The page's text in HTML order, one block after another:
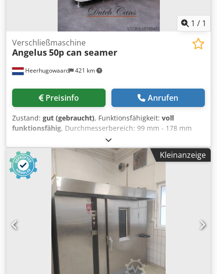
1 / 1
Heerhugowaard 421 km
Verschließmaschine
Angelus50p can seamer
Preisinfo Anrufen
Zustand: gut (gebraucht), Funktionsfähigkeit: voll
funktionsfähig, Durchmesserbereich: 99 mm - 178 mm
Höhenbereich: 89 mm - 254 mm Produktionskapazität: bis
zu 150 c.p.m. Cjdpfjtqmv Dox Aafoha Werkzeugaufnahme
für ca.: 99 mm (401) oder 153 mm (603)
Kleinanzeige